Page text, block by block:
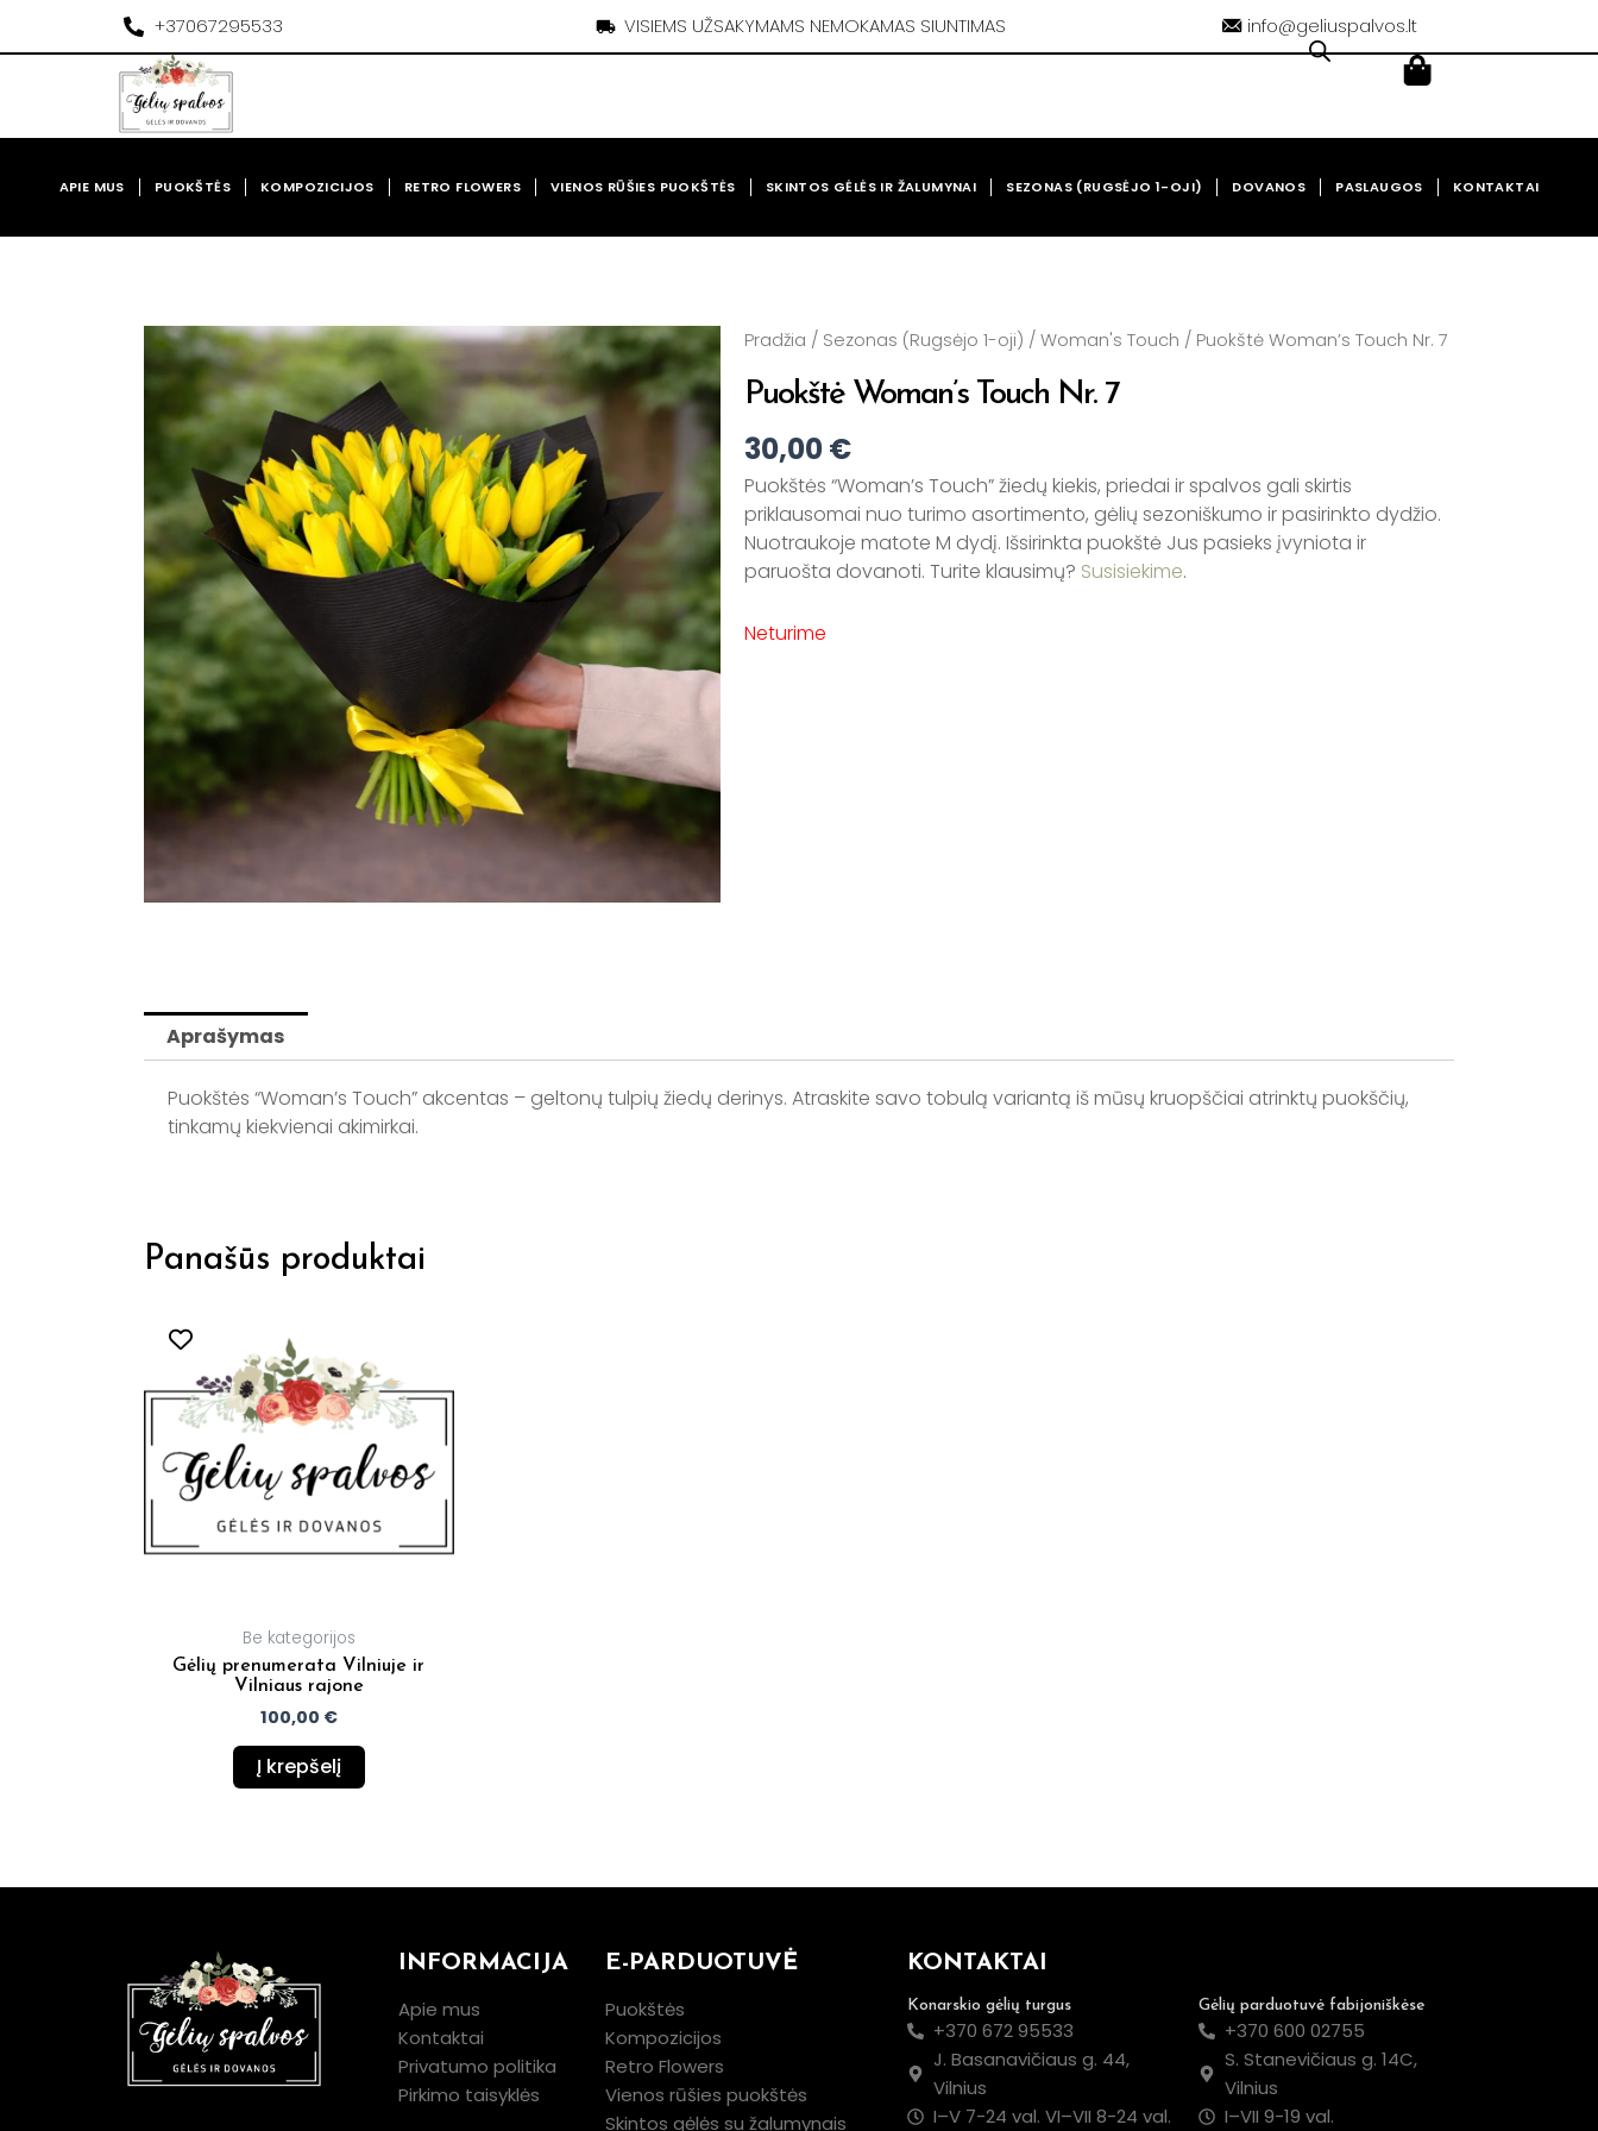
+37067295533 VISIEMS UŽSAKYMAMS NEMOKAMAS SIUNTIMAS info@geliuspalvos.lt
Cart
APIE MUS PUOKŠTĖS KOMPOZICIJOS RETRO FLOWERS VIENOS RŪŠIES PUOKŠTĖS SKINTOS GĖLĖS IR ŽALUMYNAI SEZONAS (RUGSĖJO 1-OJI) DOVANOS PASLAUGOS KONTAKTAI
Pradžia / Sezonas (Rugsėjo 1-oji) / Woman's Touch / Puokštė Woman’s Touch Nr. 7
Puokštė Woman’s Touch Nr. 7
30,00€
Puokštės “Woman’s Touch” žiedų kiekis, priedai ir spalvos gali skirtis
priklausomai nuo turimo asortimento, gėlių sezoniškumo ir pasirinkto dydžio.
Nuotraukoje matote M dydį. Išsirinkta puokštė Jus pasieks įvyniota ir
paruošta dovanoti. Turite klausimų? Susisiekime.
Neturime
Aprašymas
Puokštės “Woman’s Touch” akcentas – geltonų tulpių žiedų derinys. Atraskite savo tobulą variantą iš mūsų kruopščiai atrinktų puokščių,
tinkamų kiekvienai akimirkai.
Panašūs produktai
Be kategorijos
Gėlių prenumerata Vilniuje ir
Vilniaus rajone
100,00 €
Į krepšelį
INFORMACIJA
Apie mus
Kontaktai
Privatumo politika
Pirkimo taisyklės
E-PARDUOTUVĖ
Puokštės
Kompozicijos
Retro Flowers
Vienos rūšies puokštės
Skintos gėlės su žalumynais
KONTAKTAI
Konarskio gėlių turgus
+370 672 95533
J. Basanavičiaus g. 44,
Vilnius
I–V 7-24 val. VI–VII 8-24 val.
Gėlių parduotuvė fabijoniškėse
+370 600 02755
S. Stanevičiaus g. 14C,
Vilnius
I–VII 9-19 val.